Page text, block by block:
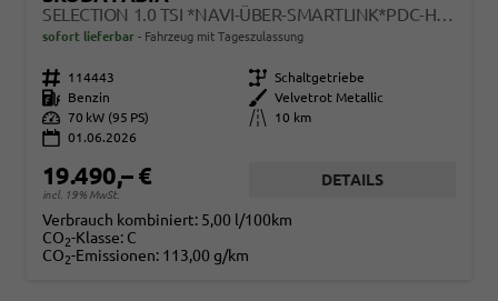
SELECTION 1.0 TSI *NAVI-ÜBER-SMARTLINK*PDC-HI*LED*SHZ*KLIMA*RADIO
sofort lieferbar Fahrzeug mit Tageszulassung
Fahrzeugnr. 114443 Getriebe Schaltgetriebe
Kraftstoff
Benzin Außenfarbe
Velvetrot Metallic
Leistung 70 kW (95 PS) Kilometerstand
10 km
01.06.2026
19.490,– €
incl. 19% MwSt.
DETAILS
Verbrauch kombiniert: 5,00 l/100km
CO2-Klasse: C
CO2-Emissionen: 113,00 g/km